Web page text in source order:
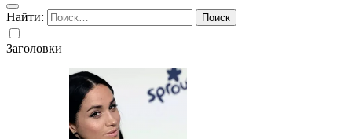
Найти:
Заголовки